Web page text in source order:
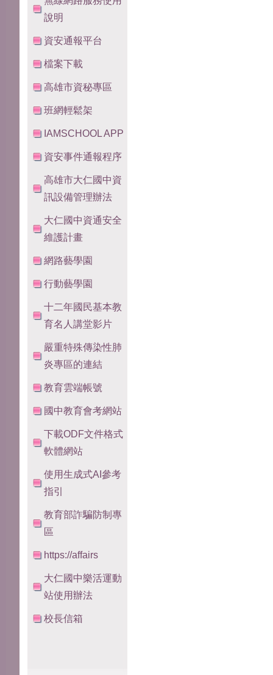
說明
資安通報平台
檔案下載
高雄市資秘專區
班網輕鬆架
IAMSCHOOL APP
資安事件通報程序
高雄市大仁國中資
訊設備管理辦法
大仁國中資通安全
維護計畫
網路藝學園
行動藝學園
十二年國民基本教
育名人講堂影片
嚴重特殊傳染性肺
炎專區的連結
教育雲端帳號
國中教育會考網站
下載ODF文件格式
軟體網站
使用生成式AI參考
指引
教育部詐騙防制專
區
https://affairs
大仁國中樂活運動
站使用辦法
校長信箱